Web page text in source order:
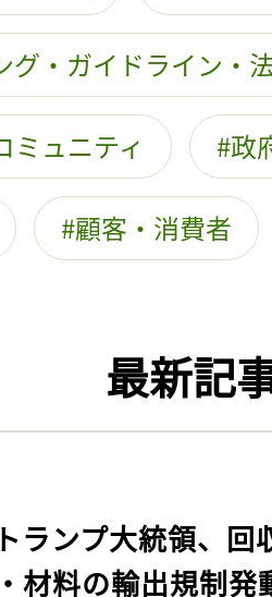
グ・ガイドライン・
ミュニティ 政
顧客・消費者
最新記
ランプ大統領、回
材料の輸出規制発